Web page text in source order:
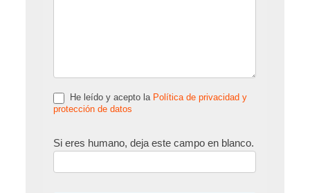
He leído y acepto la Política de privacidad y
protección de datos
Si eres humano, deja este campo en blanco.